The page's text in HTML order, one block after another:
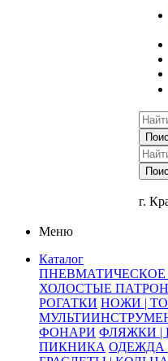
г.
Меню
Каталог
ХОЛОСТЫЕ
РОГАТКИ НОЖИ |
ФОНАРИ ФЛЯЖКИ |
ПИКНИКА ОДЕЖДА